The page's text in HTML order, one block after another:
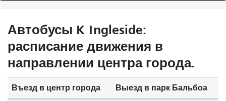
Автобусы K Ingleside:
расписание движения в
направлении центра города.
Въезд в центр города Выезд в парк Бальбоа